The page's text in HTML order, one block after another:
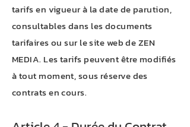
tarifs en vigueur à la date de parution,
consultables dans les documents
tarifaires ou sur le site web de ZEN
MEDIA. Les tarifs peuvent être modifiés
à tout moment, sous réserve des
contrats en cours.